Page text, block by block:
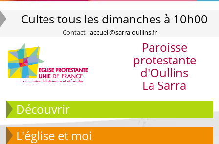
Cultes tous les dimanches à 10h00
Contact :accueil@sarra-oullins.fr
Paroisse
protestante
d'Oullins
La Sarra
Découvrir
L'église et moi